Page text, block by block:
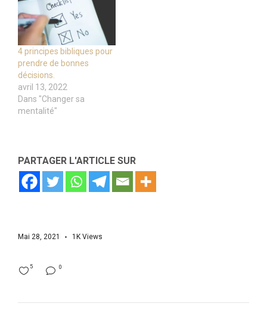
4 principes bibliques pour
prendre de bonnes
décisions.
avril 13, 2022
Dans "Changer sa
mentalité"
PARTAGER L'ARTICLE SUR
Mai 28, 2021 1K Views
0
5